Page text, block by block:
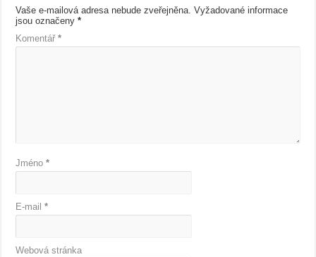
Vaše e-mailová adresa nebude zveřejněna. Vyžadované informace
jsou označeny*
Komentář*
Jméno*
E-mail*
Webová stránka